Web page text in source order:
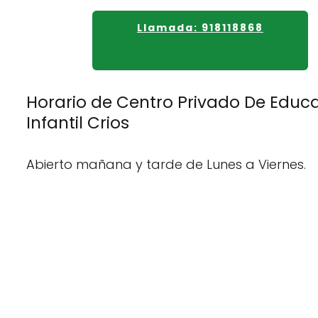
Llamada: 918118868
Horario de Centro Privado De
Infantil Crios
Abierto mañana y tarde de Lunes a Viernes.